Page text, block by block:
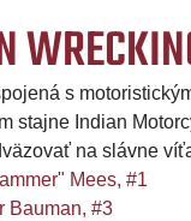
s
stajne Indian
na slávne
Mees, #1
Bauman, #3